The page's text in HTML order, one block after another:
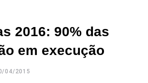
2016: 90% das
em execução
04/2015